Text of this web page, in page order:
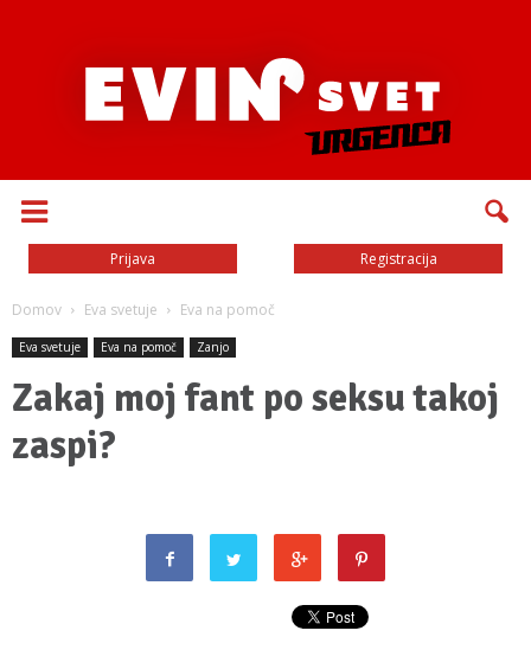
Prijava Registracija
Domov Eva svetuje Eva na pomoč
Eva svetuje Eva na pomoč Zanjo
Zakaj moj fant po seksu takoj
zaspi?